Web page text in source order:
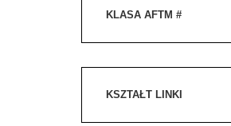
KLASA AFTM #
KSZTAŁT LINKI